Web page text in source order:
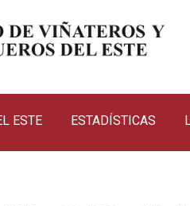
ESTE ESTADÍSTICAS